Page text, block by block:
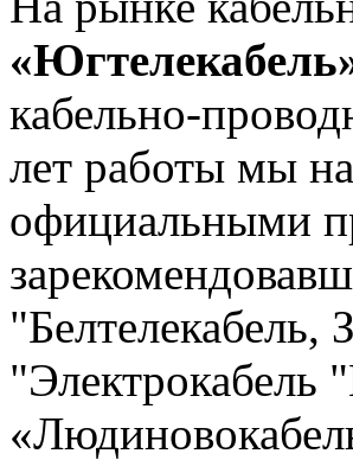
кабельно-
лет работы мы
официальными
"Электрокабель